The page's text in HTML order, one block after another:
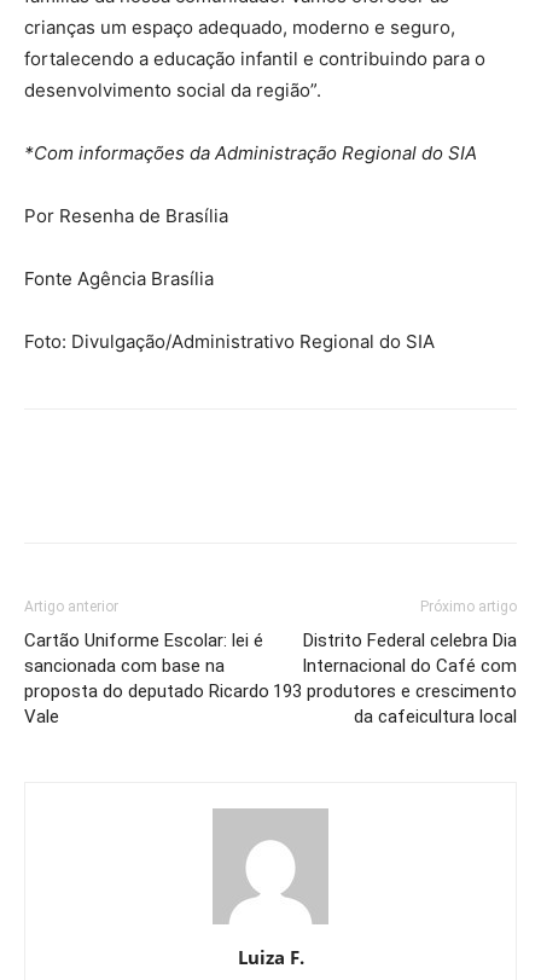
crianças um espaço adequado, moderno e seguro,
fortalecendo a educação infantil e contribuindo para o
desenvolvimento social da região”.
*Com informações da Administração Regional do SIA
Por Resenha de Brasília
Fonte Agência Brasília
Foto: Divulgação/Administrativo Regional do SIA
Artigo anterior
Cartão Uniforme Escolar: lei é
sancionada com base na
proposta do deputado Ricardo
Vale
Próximo artigo
Distrito Federal celebra Dia
Internacional do Café com
193 produtores e crescimento
da cafeicultura local
Luiza F.